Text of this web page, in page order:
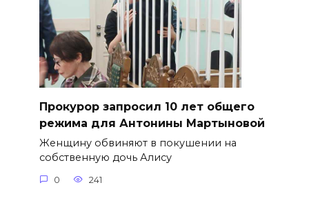
​Прокурор запросил 10 лет общего
режима для Антонины Мартыновой
Женщину обвиняют в покушении на
собственную дочь Алису
0 241